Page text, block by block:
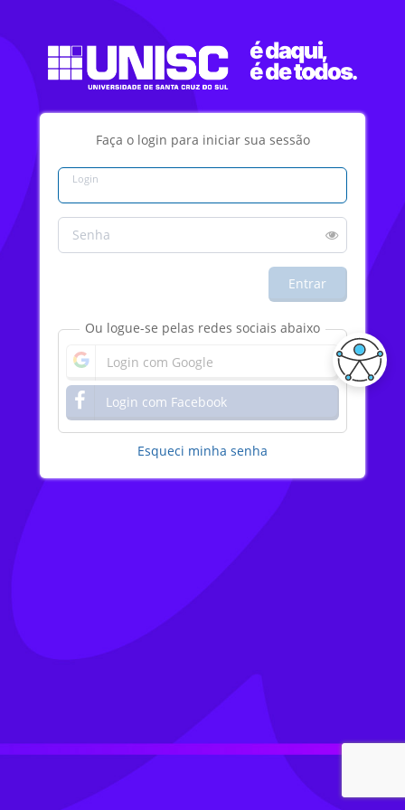
Faça o login para iniciar sua sessão
Login
Senha
Entrar
Ou logue-se pelas redes sociais abaixo
Login com Google
Login com Facebook
Esqueci minha senha